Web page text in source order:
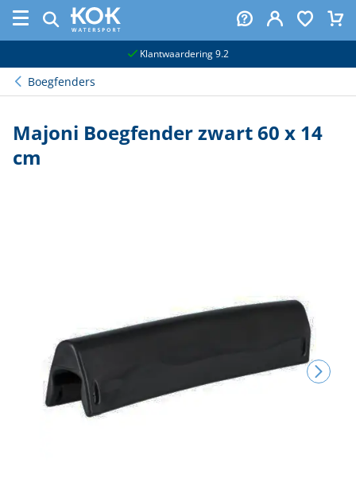
Klantwaardering 9.2
Boegfenders
Majoni Boegfender zwart 60 x 14
cm